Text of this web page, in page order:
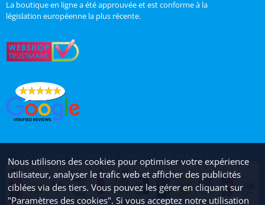
La boutique en ligne a été approuvée et est conforme à la
législation européenne la plus récente.
La chambre du commerce: 27263707 - TVA: NL8203.95.109.B01
Nous utilisons des cookies pour optimiser votre expérience
utilisateur, analyser le trafic web et afficher des publicités
ciblées via des tiers. Vous pouvez les gérer en cliquant sur
"Paramètres des cookies". Si vous acceptez notre utilisation